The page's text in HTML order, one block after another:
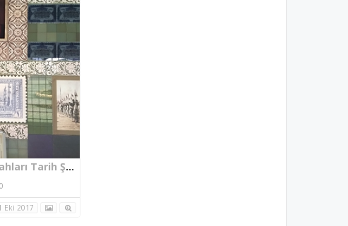
Bilecik Osmanlı Padişahları Tarih Şeridi Abdülmecid Han
0
Eki 2017